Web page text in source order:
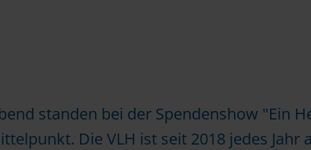
standen bei der Spendenshow "Ein
Die VLH ist seit 2018 jedes